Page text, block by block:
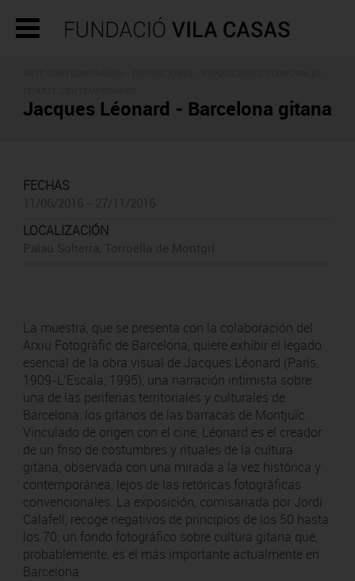
Jacques Léonard - Barcelona gitana
FECHAS
LOCALIZACIÓN
La muestra, que se presenta con la colaboración del
Arxiu Fotogràfic de Barcelona, quiere exhibir el legado
esencial de la obra visual de Jacques Léonard (París,
1909-L’Escala, 1995), una narración intimista sobre
una de las periferias territoriales y culturales de
Barcelona: los gitanos de las barracas de Montjuïc.
Vinculado de origen con el cine, Léonard es el creador
de un friso de costumbres y rituales de la cultura
gitana, observada con una mirada a la vez histórica y
contemporánea, lejos de las retóricas fotográficas
convencionales. La exposición, comisariada por Jordi
Calafell, recoge negativos de principios de los 50 hasta
los 70; un fondo fotográfico sobre cultura gitana que,
probablemente, es el más importante actualmente en
Barcelona.